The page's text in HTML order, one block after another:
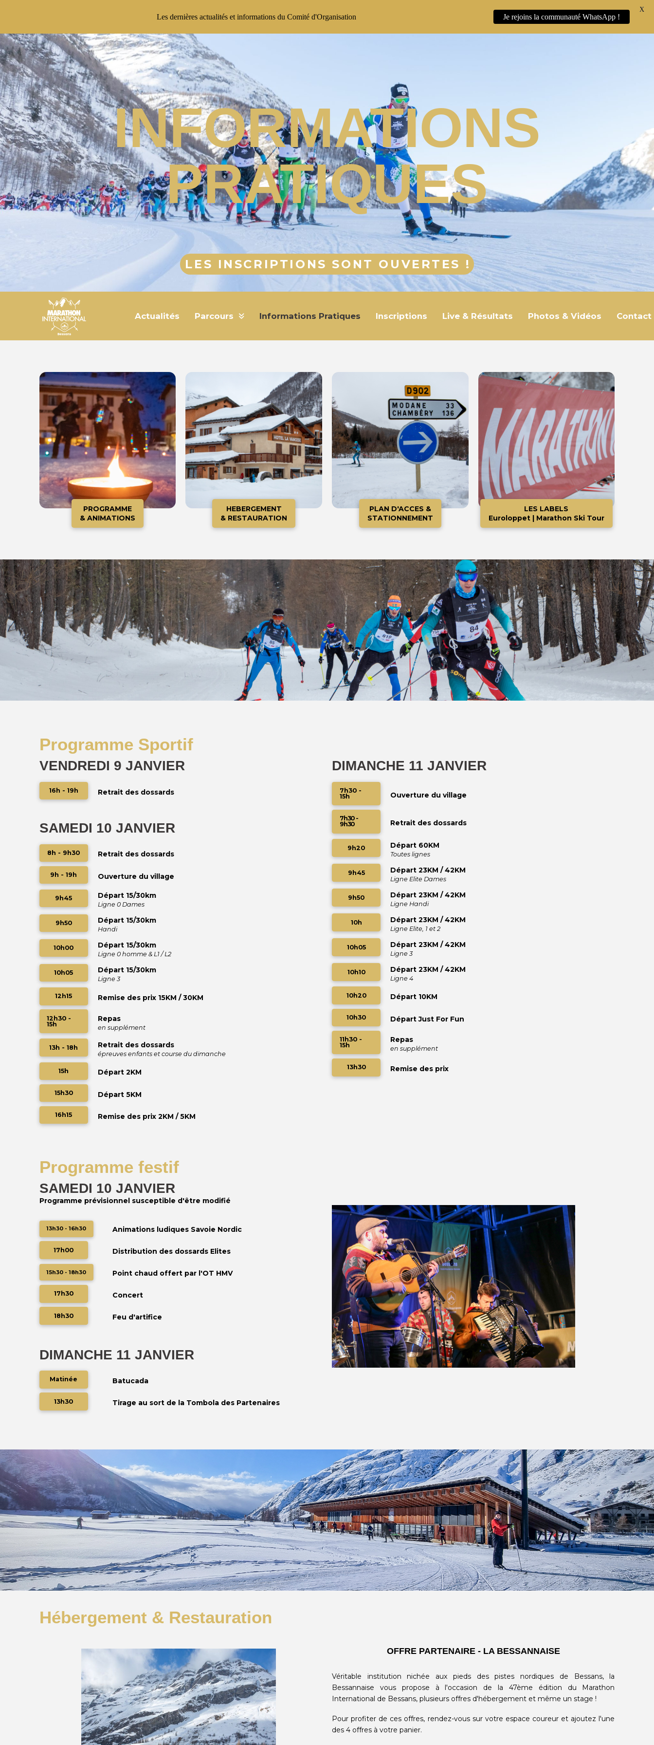
INFORMATIONS
PRATIQUES
LES INSCRIPTIONS SONT OUVERTES !
Actualités Parcours Informations Pratiques Inscriptions Live & Résultats Photos & Vidéos Contact
PROGRAMME
& ANIMATIONS
HEBERGEMENT
& RESTAURATION
PLAN D'ACCES &
STATIONNEMENT
LES LABELS
Euroloppet | Marathon Ski Tour
Programme Sportif
VENDREDI 9 JANVIER
16h - 19h Retrait des dossards
SAMEDI 10 JANVIER
8h - 9h30 Retrait des dossards
9h - 19h Ouverture du village
9h45 Départ 15/30km
Ligne 0 Dames
9h50 Départ 15/30km
Handi
10h00 Départ 15/30km
Ligne 0 homme & L1 / L2
10h05 Départ 15/30km
Ligne 3
12h15 Remise des prix 15KM / 30KM
12h30 -
15h
Repas
en supplément
13h - 18h Retrait des dossards
épreuves enfants et course du dimanche
15h Départ 2KM
15h30 Départ 5KM
16h15 Remise des prix 2KM / 5KM
DIMANCHE 11 JANVIER
7h30 -
15h
Ouverture du village
7h30 -
9h30
Retrait des dossards
9h20 Départ 60KM
Toutes lignes
9h45 Départ 23KM / 42KM
Ligne Elite Dames
9h50 Départ 23KM / 42KM
Ligne Handi
10h Départ 23KM / 42KM
Ligne Elite, 1 et 2
10h05 Départ 23KM / 42KM
Ligne 3
10h10 Départ 23KM / 42KM
Ligne 4
10h20 Départ 10KM
10h30 Départ Just For Fun
11h30 -
15h
Repas
en supplément
13h30 Remise des prix
Programme festif
SAMEDI 10 JANVIER
Programme prévisionnel susceptible d'être modifié
13h30 - 16h30 Animations ludiques Savoie Nordic
17h00 Distribution des dossards Elites
15h30 - 18h30 Point chaud offert par l'OT HMV
17h30 Concert
18h30 Feu d'artifice
DIMANCHE 11 JANVIER
Matinée Batucada
13h30 Tirage au sort de la Tombola des Partenaires
Hébergement & Restauration
OFFRE PARTENAIRE - LA BESSANNAISE
Véritable institution nichée aux pieds des pistes nordiques de Bessans, la
Bessannaise vous propose à l'occasion de la 47ème édition du Marathon
International de Bessans, plusieurs offres d'hébergement et même un stage !
Pour profiter de ces offres, rendez-vous sur votre espace coureur et ajoutez l'une
des 4 offres à votre panier.
Les dernières actualités et informations du Comité d'Organisation Je rejoins la communauté WhatsApp !
X